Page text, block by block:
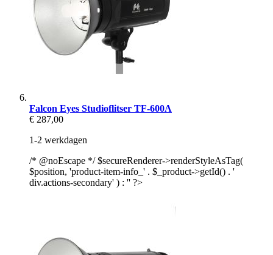
Falcon Eyes Studioflitser TF-600A
€ 287,00
1-2 werkdagen
/* @noEscape */ $secureRenderer->renderStyleAsTag(
$position, 'product-item-info_' . $_product->getId() . '
div.actions-secondary' ) : '' ?>